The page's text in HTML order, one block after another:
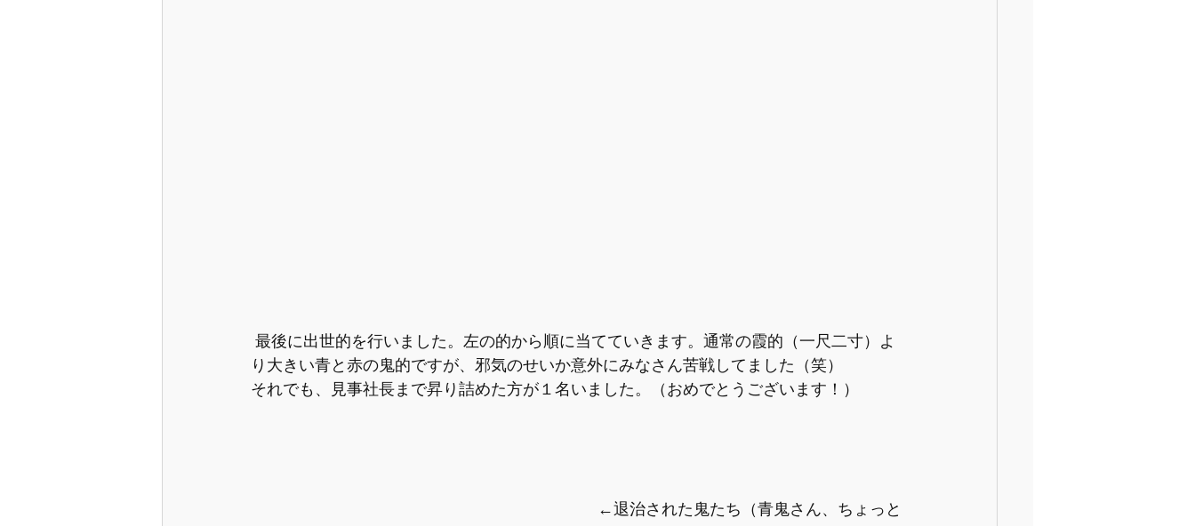
り大きい青と赤の鬼的ですが、邪気のせいか意外にみなさん苦戦してました（笑）
それでも、見事社長まで昇り詰めた方が１名いました。（おめでとうございます！）
←退治された鬼たち（青鬼さん、ちょっと